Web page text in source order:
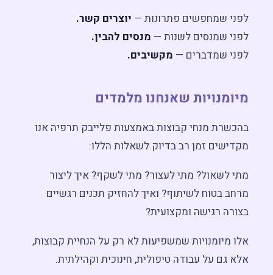
לפני שמחפשים פתרונות — יוצרים קשר.
לפני שמנסים לשנות — מנסים להבין.
לפני שמדברים — מקשיבים.
מיומנויות שאנחנו מלמדים
בהכשרת מנחי קבוצות באמצעות פלייבק תרפיה אנו
מקדישים זמן רב בדיוק לשאלות הללו:
מתי לשאול? מתי לעצור? מתי לשקף? איך ליצור
מרחב בטוח לשיתוף? ואיך להחזיק תכנים רגשיים
בצורה רגישה ומקצועית?
אלו מיומנויות שמשפיעות לא רק על הנחיית קבוצות,
אלא גם על עבודה טיפולית, חינוכית וקהילתית.